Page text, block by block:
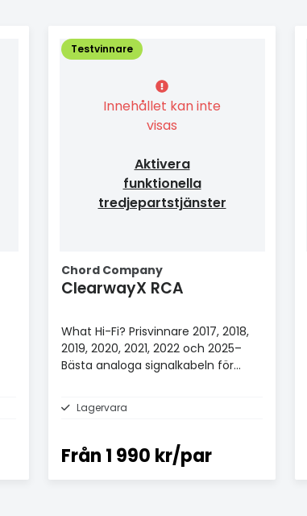
Testvinnare
Innehållet kan inte
visas
Aktivera
funktionella
tredjepartstjänster
Chord Company
ClearwayX RCA
What Hi-Fi? Prisvinnare 2017, 2018,
2019, 2020, 2021, 2022 och 2025–
Bästa analoga signalkabeln för
Lagervara
Från 1 990 kr/par